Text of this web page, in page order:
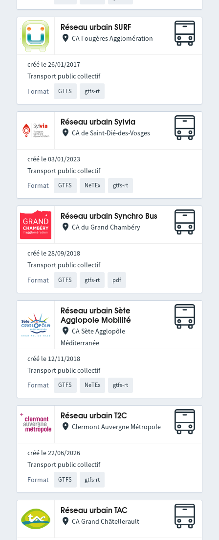
Réseau urbain SURF
CA Fougères Agglomération
créé le 26/01/2017
Format GTFS gtfs-rt
Transport public collectif
Réseau urbain Sylvia
CA de Saint-Dié-des-Vosges
créé le 03/01/2023
Format GTFS NeTEx gtfs-rt
Transport public collectif
Réseau urbain Synchro Bus
CA du Grand Chambéry
créé le 28/09/2018
Format GTFS gtfs-rt pdf
Transport public collectif
Réseau urbain Sète
Agglopole Mobilité
CA Sète Agglopôle
Méditerranée
créé le 12/11/2018
Format GTFS NeTEx gtfs-rt
Transport public collectif
Réseau urbain T2C
Clermont Auvergne Métropole
créé le 22/06/2026
Format GTFS gtfs-rt
Transport public collectif
Réseau urbain TAC
CA Grand Châtellerault